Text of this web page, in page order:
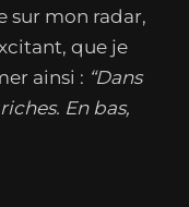
sur mon radar,
que je
ainsi : “Dans
En bas,